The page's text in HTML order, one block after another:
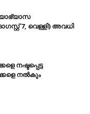
7, വെള്ളി) അവധി
നഷ്ടപ്പെട്ട
നല്‍കും